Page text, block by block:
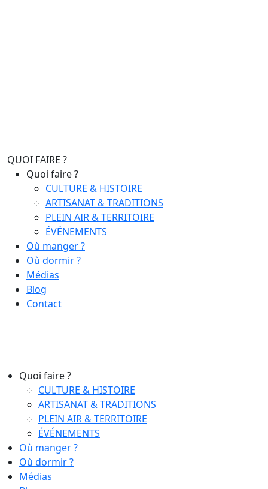
QUOI FAIRE ?
Quoi faire ?
CULTURE & HISTOIRE
ARTISANAT & TRADITIONS
PLEIN AIR & TERRITOIRE
ÉVÉNEMENTS
Où manger ?
Où dormir ?
Médias
Blog
Contact
Quoi faire ?
CULTURE & HISTOIRE
ARTISANAT & TRADITIONS
PLEIN AIR & TERRITOIRE
ÉVÉNEMENTS
Où manger ?
Où dormir ?
Médias